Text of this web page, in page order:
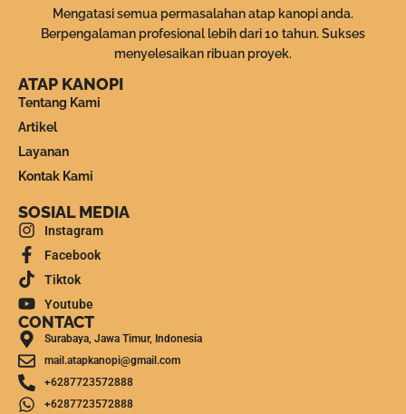
Mengatasi semua permasalahan atap kanopi anda.
Berpengalaman profesional lebih dari 10 tahun. Sukses
menyelesaikan ribuan proyek.
ATAP KANOPI
Tentang Kami
Artikel
Layanan
Kontak Kami
SOSIAL MEDIA
Instagram
Facebook
Tiktok
Youtube
CONTACT
Surabaya, Jawa Timur, Indonesia
mail.atapkanopi@gmail.com
+6287723572888
+6287723572888